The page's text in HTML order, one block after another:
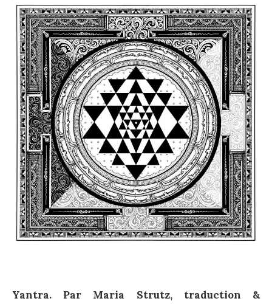
Yantra. Par Maria Strutz, traduction &